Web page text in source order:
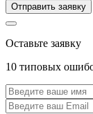
Отправить заявку
Оставьте заявку
10 типовых